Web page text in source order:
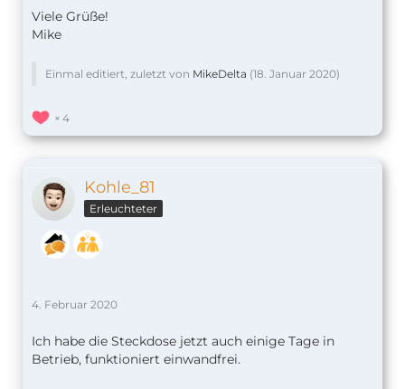
Viele Grüße!
Mike
Einmal editiert, zuletzt von MikeDelta (18. Januar 2020)
4
Kohle_81
Erleuchteter
4. Februar 2020
Ich habe die Steckdose jetzt auch einige Tage in
Betrieb, funktioniert einwandfrei.